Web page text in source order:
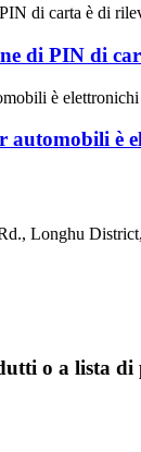
di PIN di
automobili è
Longhu
o a lista di